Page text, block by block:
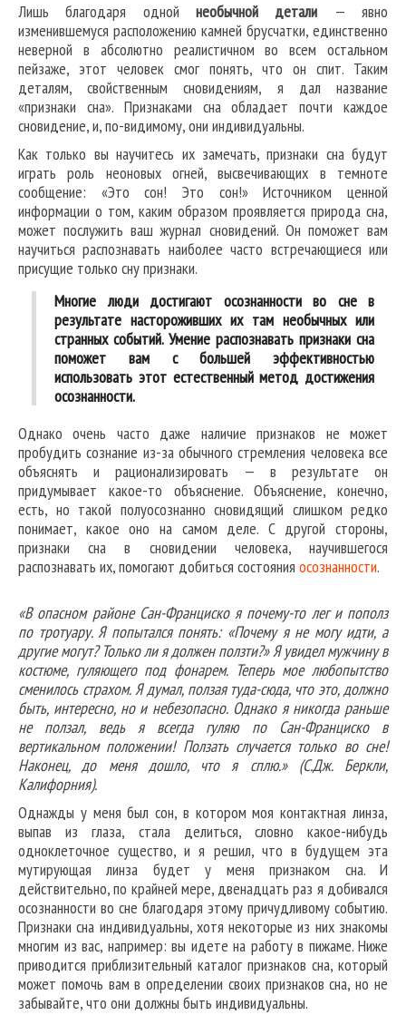
Лишь благодаря одной необычной детали — явно
изменившемуся расположению камней брусчатки, единственно
неверной в абсолютно реалистичном во всем остальном
пейзаже, этот человек смог понять, что он спит. Таким
деталям, свойственным сновидениям, я дал название
«признаки сна». Признаками сна обладает почти каждое
сновидение, и, по-видимому, они индивидуальны.
Как только вы научитесь их замечать, признаки сна будут
играть роль неоновых огней, высвечивающих в темноте
сообщение: «Это сон! Это сон!» Источником ценной
информации о том, каким образом проявляется природа сна,
может послужить ваш журнал сновидений. Он поможет вам
научиться распознавать наиболее часто встречающиеся или
присущие только сну признаки.
Многие люди достигают осознанности во сне в
результате настороживших их там необычных или
странных событий. Умение распознавать признаки сна
поможет вам с большей эффективностью
использовать этот естественный метод достижения
осознанности.
Однако очень часто даже наличие признаков не может
пробудить сознание из-за обычного стремления человека все
объяснять и рационализировать — в результате он
придумывает какое-то объяснение. Объяснение, конечно,
есть, но такой полуосознанно сновидящий слишком редко
понимает, какое оно на самом деле. С другой стороны,
признаки сна в сновидении человека, научившегося
распознавать их, помогают добиться состояния осознанности.
«В опасном районе Сан-Франциско я почему-то лег и пополз
по тротуару. Я попытался понять: «Почему я не могу идти, а
другие могут? Только ли я должен ползти?» Я увидел мужчину в
костюме, гуляющего под фонарем. Теперь мое любопытство
сменилось страхом. Я думал, ползая туда-сюда, что это, должно
быть, интересно, но и небезопасно. Однако я никогда раньше
не ползал, ведь я всегда гуляю по Сан-Франциско в
вертикальном положении! Ползать случается только во сне!
Наконец, до меня дошло, что я сплю.» (С.Дж. Беркли,
Калифорния).
Однажды у меня был сон, в котором моя контактная линза,
выпав из глаза, стала делиться, словно какое-нибудь
одноклеточное существо, и я решил, что в будущем эта
мутирующая линза будет у меня признаком сна. И
действительно, по крайней мере, двенадцать раз я добивался
осознанности во сне благодаря этому причудливому событию.
Признаки сна индивидуальны, хотя некоторые из них знакомы
многим из вас, например: вы идете на работу в пижаме. Ниже
приводится приблизительный каталог признаков сна, который
может помочь вам в определении своих признаков сна, но не
забывайте, что они должны быть индивидуальны.